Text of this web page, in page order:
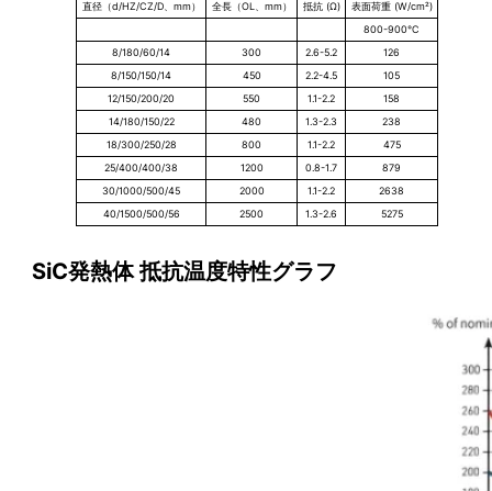
直径（d/HZ/CZ/D、mm） 全長（OL、mm） 抵抗 (Ω) 表面荷重 (W/cm²)
800-900℃
8/180/60/14 300 2.6-5.2 126
8/150/150/14 450 2.2-4.5 105
12/150/200/20 550 1.1-2.2 158
14/180/150/22 480 1.3-2.3 238
18/300/250/28 800 1.1-2.2 475
25/400/400/38 1200 0.8-1.7 879
30/1000/500/45 2000 1.1-2.2 2638
40/1500/500/56 2500 1.3-2.6 5275
SiC発熱体 抵抗温度特性グラフ